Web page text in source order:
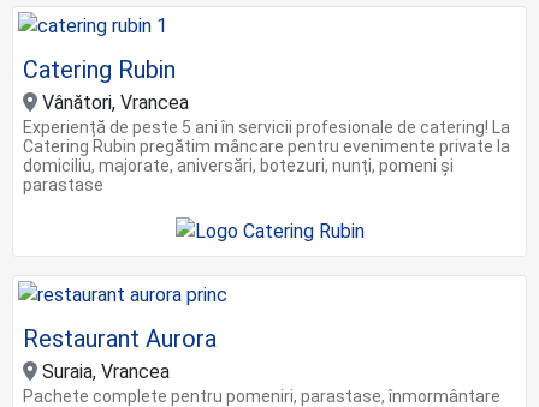
Catering Rubin
Vânători, Vrancea
Experiență de peste 5 ani în servicii profesionale de catering! La
Catering Rubin pregătim mâncare pentru evenimente private la
domiciliu, majorate, aniversări, botezuri, nunți, pomeni și
parastase
Restaurant Aurora
Suraia, Vrancea
Pachete complete pentru pomeniri, parastase, înmormântare